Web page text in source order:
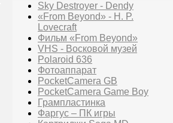
Sky Destroyer - Dendy
«From Beyond» - H. P.
Lovecraft
Фильм «From Beyond»
VHS - Восковой музей
Polaroid 636
Фотоаппарат
PocketCamera GB
PocketCamera Game Boy
Грампластинка
Фаргус – ПК игры